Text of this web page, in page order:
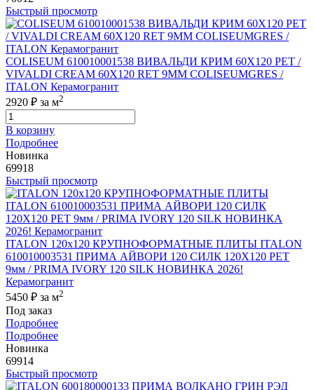
Быстрый просмотр
COLISEUM 610010001538 ВИВАЛЬДИ КРИМ 60X120 РЕТ /
VIVALDI CREAM 60X120 RET 9MM COLISEUMGRES /
ITALON Керамогранит
2920 ₽ за м2
В корзину
Подробнее
Новинка
69918
Быстрый просмотр
ITALON 120x120 КРУПНОФОРМАТНЫЕ ПЛИТЫ ITALON
610010003531 ПРИМА АЙВОРИ 120 СИЛК 120Х120 РЕТ
9мм / PRIMA IVORY 120 SILK НОВИНКА 2026!
Керамогранит
5450 ₽ за м2
Под заказ
Подробнее
Подробнее
Новинка
69914
Быстрый просмотр